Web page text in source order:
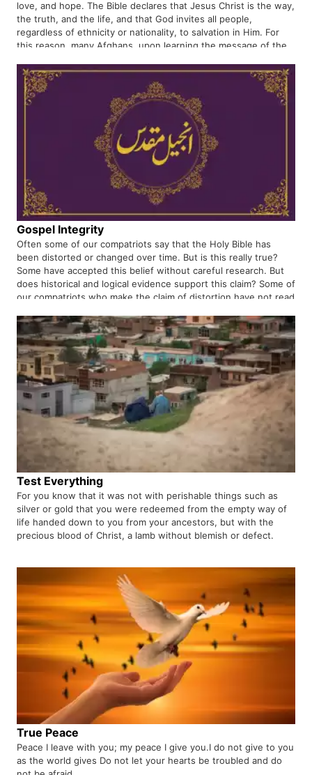
love, and hope. The Bible declares that Jesus Christ is the way,
the truth, and the life, and that God invites all people,
regardless of ethnicity or nationality, to salvation in Him. For
this reason, many Afghans, upon learning the message of the
Gospel Integrity
Often some of our compatriots say that the Holy Bible has
been distorted or changed over time. But is this really true?
Some have accepted this belief without careful research. But
does historical and logical evidence support this claim? Some of
our compatriots who make the claim of distortion have not read
Test Everything
For you know that it was not with perishable things such as
silver or gold that you were redeemed from the empty way of
life handed down to you from your ancestors, but with the
precious blood of Christ, a lamb without blemish or defect.
True Peace
Peace I leave with you; my peace I give you.I do not give to you
as the world gives Do not let your hearts be troubled and do